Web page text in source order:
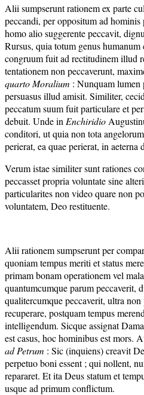
Alii sumpserunt rationem ex parte
peccandi, per oppositum ad
homo alio suggerente peccavit,
Rursus, quia totum genus
congruum fuit ad rectitudinem illud
tentationem non peccaverunt,
quarto Moralium : Nunquam lumen
persuasus illud amisit. Similiter,
peccatum suum fuit particulare et
debuit. Unde in Enchiridio
conditori, ut quia non tota
perierat, ea quae perierat, in aeterna
Verum istae similiter sunt rationes
peccasset propria voluntate sine
particularites non video quare non
voluntatem, Deo restituente.
Alii rationem sumpserunt per
quoniam tempus meriti et status
primam bonam operationem vel
quantumcumque parum peccaverit,
qualitercumque peccaverit, ultra
recuperare, postquam tempus
intelligendum. Sicque assignat
est casus, hoc hominibus est mors.
ad Petrum : Sic (inquiens) creavit
perpetuo boni essent ; qui nollent,
repararet. Et ita Deus statum et
usque ad primum conflictum.